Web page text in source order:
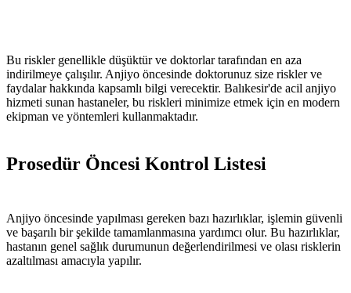
Bu riskler genellikle düşüktür ve doktorlar tarafından en aza
indirilmeye çalışılır. Anjiyo öncesinde doktorunuz size riskler ve
faydalar hakkında kapsamlı bilgi verecektir. Balıkesir'de acil anjiyo
hizmeti sunan hastaneler, bu riskleri minimize etmek için en modern
ekipman ve yöntemleri kullanmaktadır.
Prosedür Öncesi Kontrol Listesi
Anjiyo öncesinde yapılması gereken bazı hazırlıklar, işlemin güvenli
ve başarılı bir şekilde tamamlanmasına yardımcı olur. Bu hazırlıklar,
hastanın genel sağlık durumunun değerlendirilmesi ve olası risklerin
azaltılması amacıyla yapılır.